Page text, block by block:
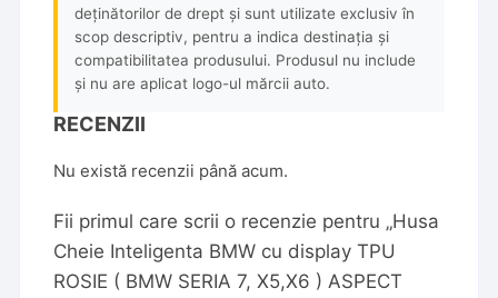
deținătorilor de drept și sunt utilizate exclusiv în
scop descriptiv, pentru a indica destinația și
compatibilitatea produsului. Produsul nu include
și nu are aplicat logo-ul mărcii auto.
RECENZII
Nu există recenzii până acum.
Fii primul care scrii o recenzie pentru „Husa
Cheie Inteligenta BMW cu display TPU
ROSIE ( BMW SERIA 7, X5,X6 ) ASPECT